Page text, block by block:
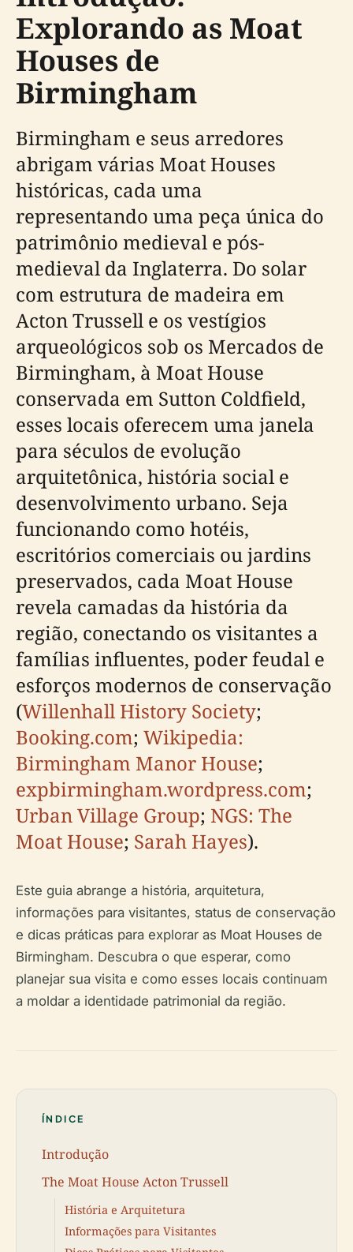
Explorando as Moat
Houses de
Birmingham
Birmingham e seus arredores
abrigam várias Moat Houses
históricas, cada uma
representando uma peça única do
patrimônio medieval e pós-
medieval da Inglaterra. Do solar
com estrutura de madeira em
Acton Trussell e os vestígios
arqueológicos sob os Mercados de
Birmingham, à Moat House
conservada em Sutton Coldfield,
esses locais oferecem uma janela
para séculos de evolução
arquitetônica, história social e
desenvolvimento urbano. Seja
funcionando como hotéis,
escritórios comerciais ou jardins
preservados, cada Moat House
revela camadas da história da
região, conectando os visitantes a
famílias influentes, poder feudal e
esforços modernos de conservação
(Willenhall History Society;
Booking.com; Wikipedia:
Birmingham Manor House;
expbirmingham.wordpress.com;
Urban Village Group; NGS: The
Moat House; Sarah Hayes).
Este guia abrange a história, arquitetura,
informações para visitantes, status de conservação
e dicas práticas para explorar as Moat Houses de
Birmingham. Descubra o que esperar, como
planejar sua visita e como esses locais continuam
a moldar a identidade patrimonial da região.
ÍNDICE
Introdução
The Moat House Acton Trussell
História e Arquitetura
Informações para Visitantes